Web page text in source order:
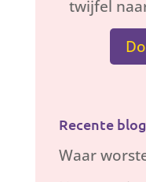
twijfel
Recente
Waar